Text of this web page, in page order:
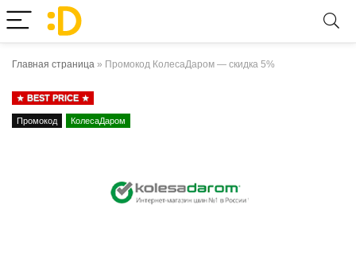
Главная страница » Промокод КолесаДаром — скидка 5%
BEST PRICE
Промокод КолесаДаром